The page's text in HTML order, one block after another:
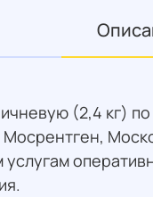
(2,4 кг)